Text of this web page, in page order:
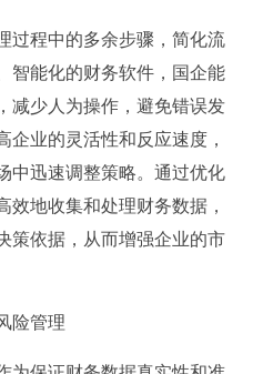
过程中的多余步骤，简化流
智能化的财务软件，国企能
减少人为操作，避免错误发
企业的灵活性和反应速度，
中迅速调整策略。通过优化
效地收集和处理财务数据，
策依据，从而增强企业的市
险管理